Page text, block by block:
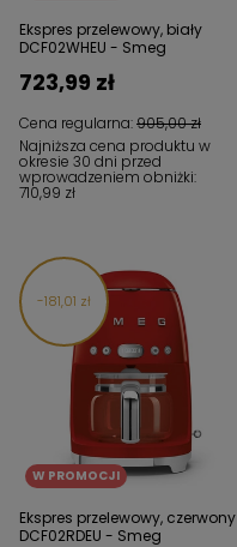
Ekspres przelewowy, biały
DCF02WHEU - Smeg
Cena regularna:905,00 zł
723,99 zł
Najniższa cena produktu w
okresie 30 dni przed
wprowadzeniem obniżki:
710,99 zł
181,01 zł
W PROMOCJI
Ekspres przelewowy, czerwony
DCF02RDEU - Smeg